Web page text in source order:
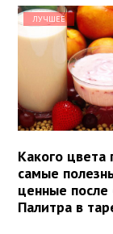
ЛУЧШЕЕ
Какого цвета
самые
ценные после
Палитра в